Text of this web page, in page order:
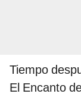
Tiempo
El Encanto